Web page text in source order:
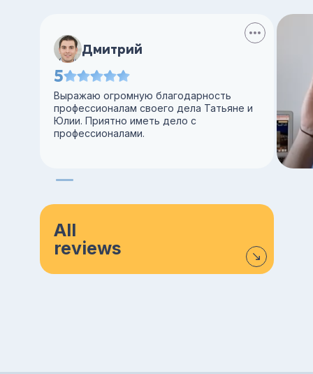
Дмитрий
5
Выражаю огромную благодарность
профессионалам своего дела Татьяне и
Юлии. Приятно иметь дело с
профессионалами.
All
reviews